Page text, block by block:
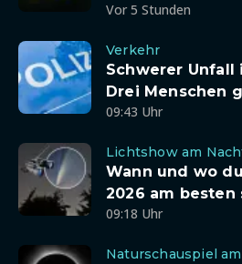
Vor 5 Stunden
Verkehr
Schwerer Unfall
Drei Menschen
09:43 Uhr
Lichtshow am
Wann und wo
2026 am besten
09:18 Uhr
Naturschauspiel